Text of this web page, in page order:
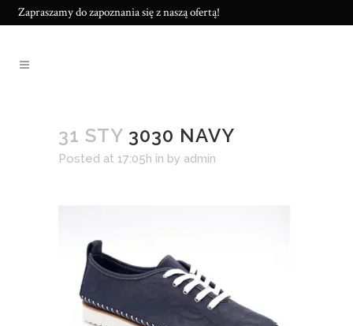
Zapraszamy do zapoznania się z naszą ofertą!
31 STY 3030 NAVY
Posted at 17:05h in by admin